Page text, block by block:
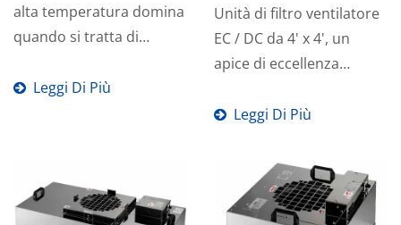
alta temperatura domina
quando si tratta di
temperature....
Leggi Di Più
Unità di filtro ventilatore
EC / DC da 4' x 4', un
apice di eccellenza
Leggi Di Più